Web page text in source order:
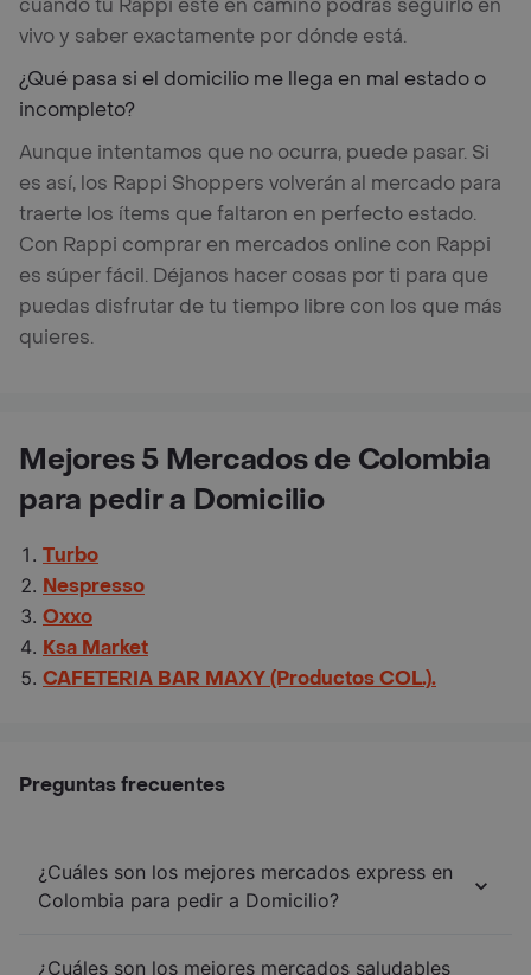
cuando tu Rappi esté en camino podrás seguirlo en
vivo y saber exactamente por dónde está.
¿Qué pasa si el domicilio me llega en mal estado o
incompleto?
Aunque intentamos que no ocurra, puede pasar. Si
es así, los Rappi Shoppers volverán al mercado para
traerte los ítems que faltaron en perfecto estado.
Con Rappi comprar en mercados online con Rappi
es súper fácil. Déjanos hacer cosas por ti para que
puedas disfrutar de tu tiempo libre con los que más
quieres.
Mejores 5 Mercados de Colombia
para pedir a Domicilio
Turbo
Nespresso
Oxxo
Ksa Market
CAFETERIA BAR MAXY (Productos COL.).
Preguntas frecuentes
¿Cuáles son los mejores mercados express en
Colombia para pedir a Domicilio?
¿Cuáles son los mejores mercados saludables